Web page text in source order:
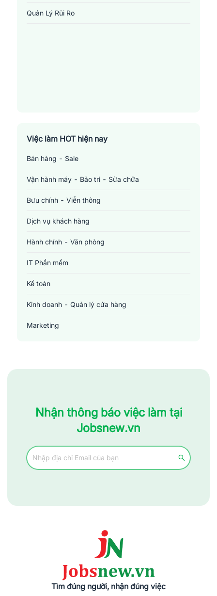
đến cho bạn cơ hội nghề nghiệp phong phú, cung cấp môi trường
Quản Lý Rủi Ro
Việc làm HOT hiện nay
Bán hàng - Sale
Vận hành máy - Bảo trì - Sửa chữa
Bưu chính - Viễn thông
Dịch vụ khách hàng
Hành chính - Văn phòng
IT Phần mềm
Kế toán
Kinh doanh - Quản lý cửa hàng
Marketing
Y tế - Chăm sóc sức khỏe
Nhận thông báo việc làm tại
Jobsnew.vn
Tìm đúng người, nhận đúng việc